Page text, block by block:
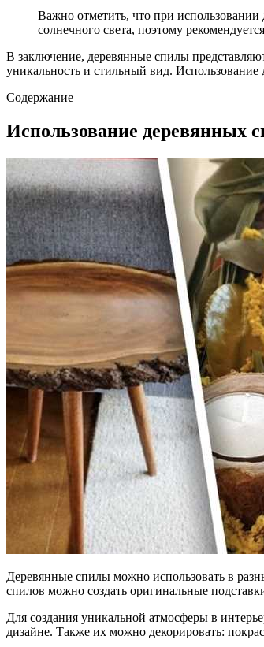
Важно отметить, что при
солнечного света, поэтому
В заключение, деревянные спилы
уникальность и стильный вид.
Содержание
Использование деревянных
Деревянные спилы можно использовать в
спилов можно создать оригинальные
Для создания уникальной атмосферы в
дизайне. Также их можно декорировать: